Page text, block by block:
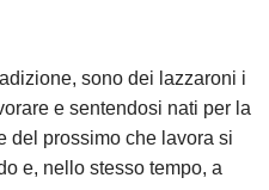
sono dei lazzaroni i
e sentendosi nati per la
del prossimo che lavora si
e, nello stesso tempo, a